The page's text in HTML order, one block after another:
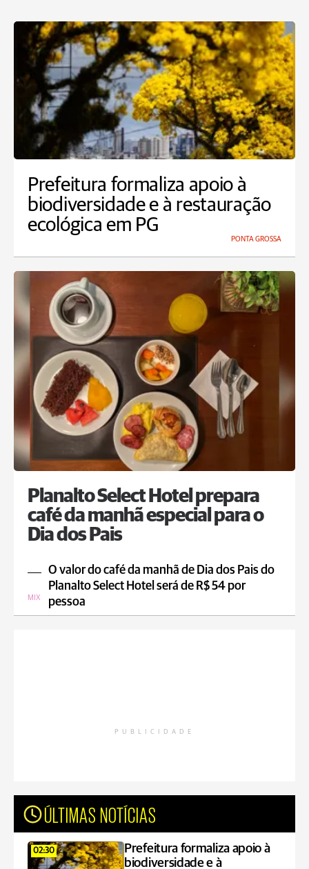
Prefeitura formaliza apoio à
biodiversidade e à restauração
ecológica em PG
PONTA GROSSA
Planalto Select Hotel prepara
café da manhã especial para o
Dia dos Pais
O valor do café da manhã de Dia dos Pais do
Planalto Select Hotel será de R$ 54 por
pessoa
MIX
PUBLICIDADE
ÚLTIMAS NOTÍCIAS
02:30
Prefeitura formaliza apoio à
biodiversidade e à